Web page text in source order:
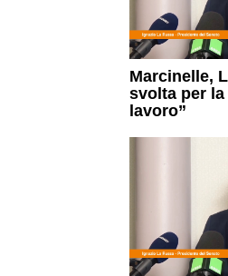
Marcinelle,
svolta per
lavoro”